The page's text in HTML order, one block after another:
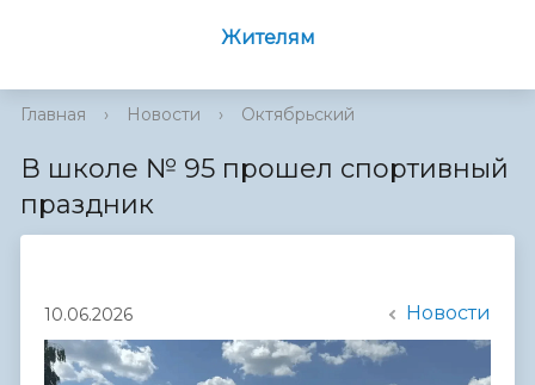
Жителям
Главная › Новости › Октябрьский
В школе № 95 прошел спортивный
праздник
10.06.2026 Новости